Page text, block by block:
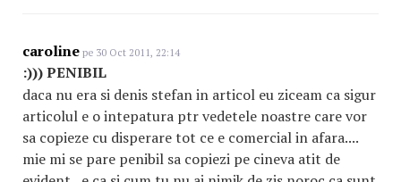
caroline pe 30 Oct 2011, 22:14
:))) PENIBIL
daca nu era si denis stefan in articol eu ziceam ca sigur
articolul e o intepatura ptr vedetele noastre care vor
sa copieze cu disperare tot ce e comercial in afara....
mie mi se pare penibil sa copiezi pe cineva atit de